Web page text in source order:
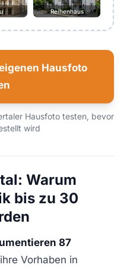
Reihenhaus
Hausfoto
Hausfoto testen, bevor
wird
Warum
bis zu 30
87
ihre Vorhaben in